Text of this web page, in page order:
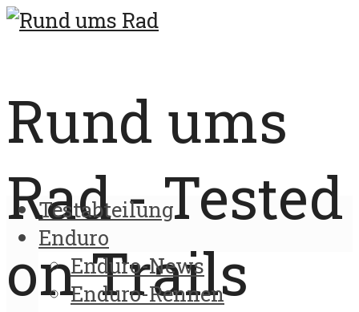
Rund ums
Rad - Tested
on Trails
Testabteilung
Enduro
Enduro-News
Enduro-Rennen